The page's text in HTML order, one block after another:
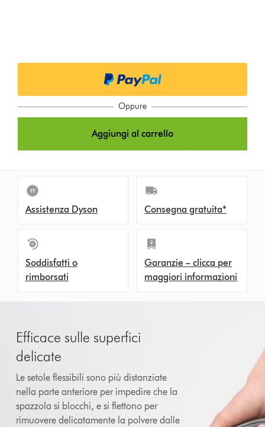
Oppure
Aggiungi al carrello
Assistenza Dyson Consegna gratuita*
Soddisfatti o
rimborsati
Garanzie – clicca per
maggiori informazioni
Efficace sulle superfici
delicate
Le setole flessibili sono più distanziate
nella parte anteriore per impedire che la
spazzola si blocchi, e si flettono per
rimuovere delicatamente la polvere dalle